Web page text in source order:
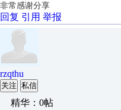
非常感谢分享
回复 引用 举报
rzqthu
关注 私信
精华：0帖